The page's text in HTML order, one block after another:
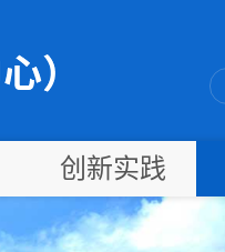
创新实践